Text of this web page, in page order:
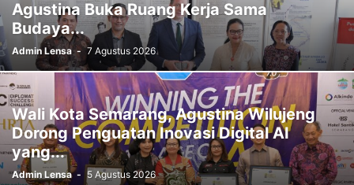
Agustina Buka Ruang Kerja Sama
Budaya...
Admin Lensa - 7 Agustus 2026
Wali Kota Semarang, Agustina Wilujeng
Dorong Penguatan Inovasi Digital AI
yang...
Admin Lensa - 5 Agustus 2026